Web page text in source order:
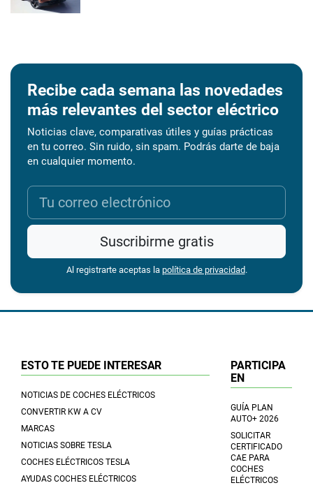
Recibe cada semana las novedades
más relevantes del sector eléctrico
Noticias clave, comparativas útiles y guías prácticas
en tu correo. Sin ruido, sin spam. Podrás darte de baja
en cualquier momento.
Suscribirme gratis
Al registrarte aceptas la política de privacidad.
ESTO TE PUEDE INTERESAR
NOTICIAS DE COCHES ELÉCTRICOS
CONVERTIR KW A CV
MARCAS
NOTICIAS SOBRE TESLA
COCHES ELÉCTRICOS TESLA
AYUDAS COCHES ELÉCTRICOS
PARTICIPA
EN
GUÍA PLAN
AUTO+ 2026
SOLICITAR
CERTIFICADO
CAE PARA
COCHES
ELÉCTRICOS